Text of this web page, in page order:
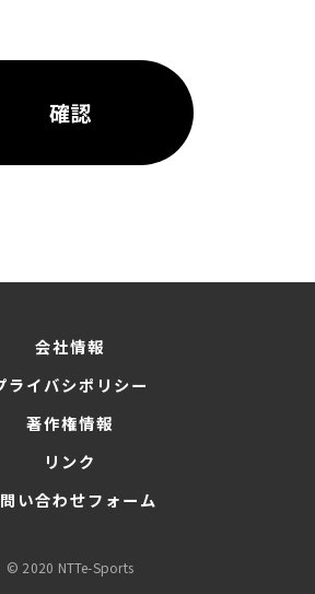
会社情報
ライバシポリシー
著作権情報
リンク
い合わせフォーム
© 2020 NTTe-Sports